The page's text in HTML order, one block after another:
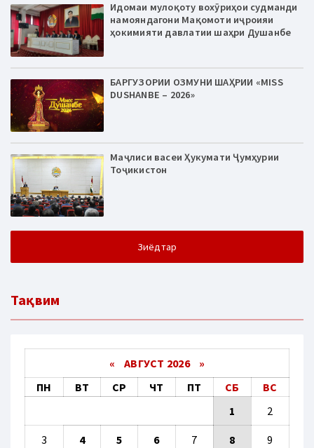
Идомаи мулоқоту вохӯриҳои судманди
намояндагони Мақомоти иҷроияи
ҳокимияти давлатии шаҳри Душанбе
БАРГУЗОРИИ ОЗМУНИ ШАҲРИИ «MISS
DUSHANBE – 2026»
Маҷлиси васеи Ҳукумати Ҷумҳурии
Тоҷикистон
Зиёдтар
Тақвим
« АВГУСТ 2026 »
ПН
ВТ СР ЧТ ПТ СБ
ВС
1
2
3 4 5 6 7 8 9